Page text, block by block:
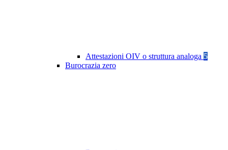
Attestazioni OIV o struttura analoga 5
Burocrazia zero